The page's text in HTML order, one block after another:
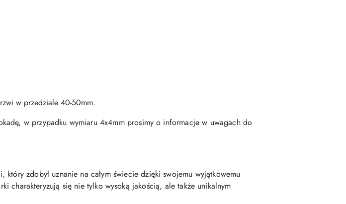
w przedziale 40-50mm.
w przypadku wymiaru 4x4mm prosimy o informacje w uwagach do
zdobył uznanie na całym świecie dzięki swojemu wyjątkowemu
charakteryzują się nie tylko wysoką jakością, ale także unikalnym